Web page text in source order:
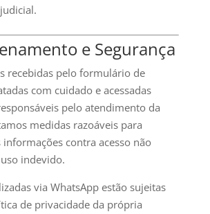
e Segurança
recebidas pelo formulário de
com cuidado e acessadas
pelo atendimento da
medidas razoáveis para
informações contra acesso não
indevido.
via WhatsApp estão sujeitas
de privacidade da própria